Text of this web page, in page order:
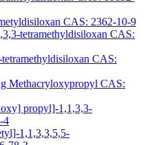
CAS: 2362-10-9
tetramethyldisiloxan CAS:
CAS:
Methacryloxypropyl CAS:
propyl]-1,1,3,3-
4
1,1,3,3,5,5-